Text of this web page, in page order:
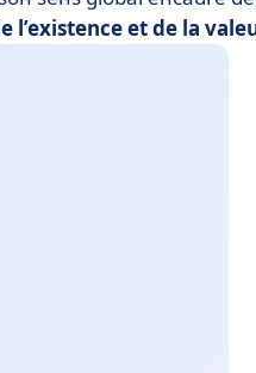
l’existence et de la